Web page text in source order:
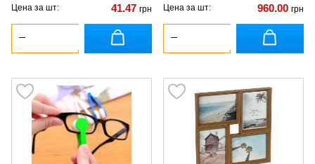
Цена за шт: 41.47 грн Цена за шт: 960.00 грн